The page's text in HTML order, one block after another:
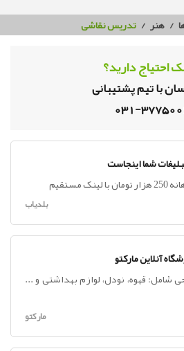
هنر تدریس نقاشی
احتیاج دارید؟
با تیم پشتیبانی
031-
شما اینجاست
بلدیاب
آنلاین مارکتو
شامل: قهوه، نودل، لوازم بهداشتی و ...
مارکتو